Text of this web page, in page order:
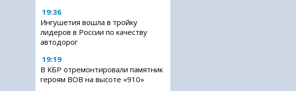
19:36
Ингушетия вошла в тройку
лидеров в России по качеству
автодорог
19:19
В КБР отремонтировали памятник
героям ВОВ на высоте «910»